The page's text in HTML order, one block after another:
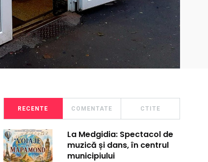
RECENTE COMENTATE CTITE
La Medgidia: Spectacol de
muzică și dans, în centrul
municipiului